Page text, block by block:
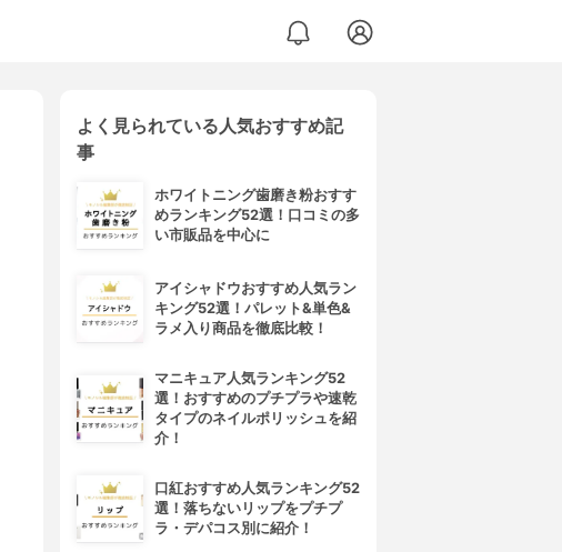
よく見られている人気おすすめ記
事
ホワイトニング歯磨き粉おすす
めランキング52選！口コミの多
い市販品を中心に
アイシャドウおすすめ人気ラン
キング52選！パレット&単色&
ラメ入り商品を徹底比較！
マニキュア人気ランキング52
選！おすすめのプチプラや速乾
タイプのネイルポリッシュを紹
介！
口紅おすすめ人気ランキング52
選！落ちないリップをプチプ
ラ・デパコス別に紹介！